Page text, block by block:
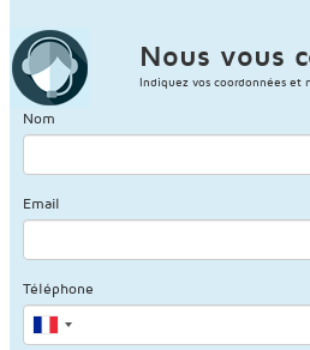
Nous vous
Indiquez vos coordonnées et
Nom
Email
Téléphone